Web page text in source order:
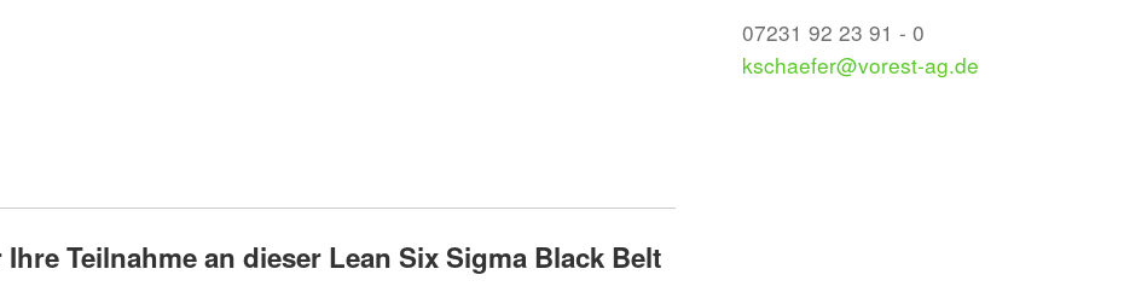
Teilnahme an dieser Lean Six Sigma Black Belt
07231 92 23 91 - 0
kschaefer@vorest-ag.de